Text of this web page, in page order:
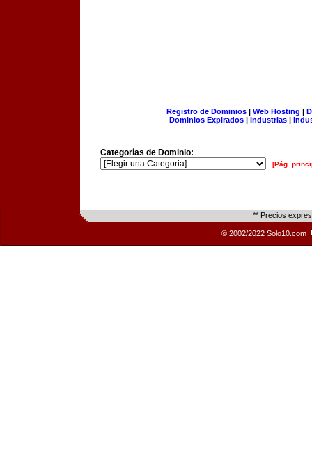
Registro de Dominios| Web Hosting |
Dominios Expirados | Industrias |
Categorías de Dominio:
[Pág.
** Precios
© 2002/2022 Solo10.com